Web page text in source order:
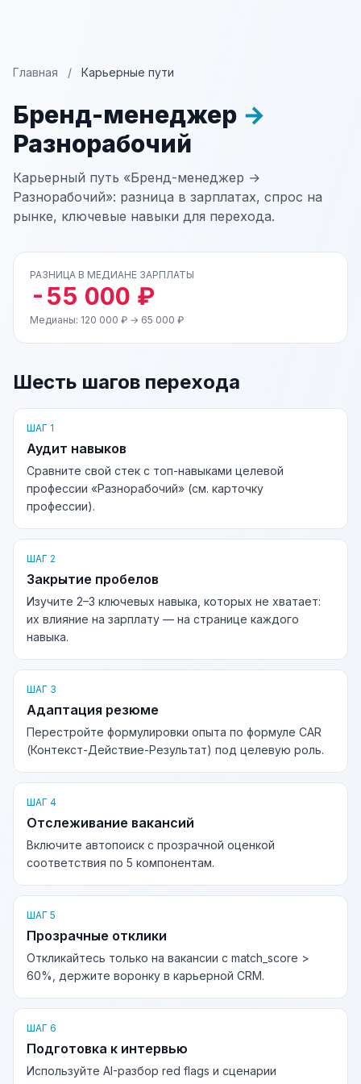
Главная / Карьерные пути
Бренд-менеджер →
Разнорабочий
Карьерный путь «Бренд-менеджер →
Разнорабочий»: разница в зарплатах, спрос на
рынке, ключевые навыки для перехода.
РАЗНИЦА В МЕДИАНЕ ЗАРПЛАТЫ
-55 000 ₽
Медианы: 120 000 ₽ → 65 000 ₽
Шесть шагов перехода
ШАГ 1
Аудит навыков
Сравните свой стек с топ-навыками целевой
профессии «Разнорабочий» (см. карточку
профессии).
ШАГ 2
Закрытие пробелов
Изучите 2–3 ключевых навыка, которых не хватает:
их влияние на зарплату — на странице каждого
навыка.
ШАГ 3
Адаптация резюме
Перестройте формулировки опыта по формуле CAR
(Контекст-Действие-Результат) под целевую роль.
ШАГ 4
Отслеживание вакансий
Включите автопоиск с прозрачной оценкой
соответствия по 5 компонентам.
ШАГ 5
Прозрачные отклики
Откликайтесь только на вакансии с match_score >
60%, держите воронку в карьерной CRM.
ШАГ 6
Подготовка к интервью
Используйте AI-разбор red flags и сценарии